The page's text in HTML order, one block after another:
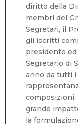
diritto della
membri del
Segretari, il
gli iscritti
presidente ed
Segretario di
anno da tutti i
composizioni,
grande
la